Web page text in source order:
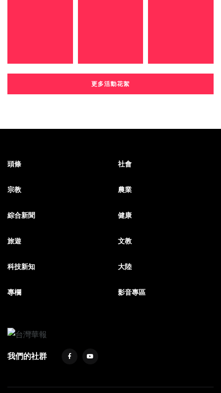
更多活動花絮
頭條 社會
宗教 農業
綜合新聞 健康
旅遊 文教
科技新知 大陸
專欄 影音專區
我們的社群